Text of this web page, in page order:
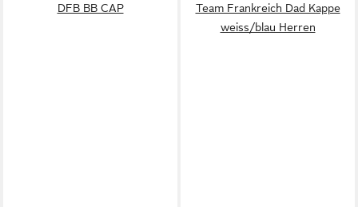
DFB BB CAP
Team Frankreich Dad Kappe
weiss/blau Herren